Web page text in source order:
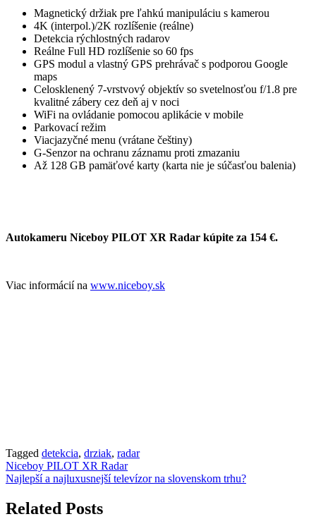
Magnetický držiak pre ľahkú manipuláciu s kamerou
4K (interpol.)/2K rozlíšenie (reálne)
Detekcia rýchlostných radarov
Reálne Full HD rozlíšenie so 60 fps
GPS modul a vlastný GPS prehrávač s podporou Google
maps
Celosklenený 7-vrstvový objektív so svetelnosťou f/1.8 pre
kvalitné zábery cez deň aj v noci
WiFi na ovládanie pomocou aplikácie v mobile
Parkovací režim
Viacjazyčné menu (vrátane češtiny)
G-Senzor na ochranu záznamu proti zmazaniu
Až 128 GB pamäťové karty (karta nie je súčasťou balenia)
Autokameru Niceboy PILOT XR Radar kúpite za 154 €.
Viac informácií na www.niceboy.sk
Tagged detekcia, drziak, radar
Navigácia
v
článku
Niceboy PILOT XR Radar
Najlepší a najluxusnejší televízor na slovenskom trhu?
Related Posts